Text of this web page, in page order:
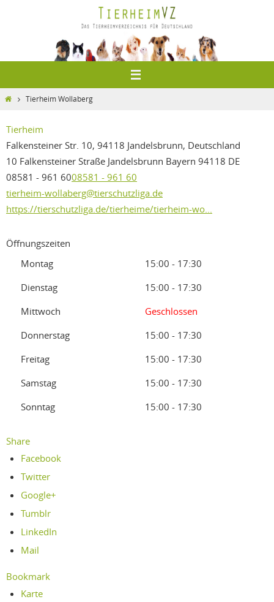
HomeTierheim Wollaberg
Tierheim
Falkensteiner Str. 10, 94118 Jandelsbrunn, Deutschland
10 Falkensteiner Straße Jandelsbrunn Bayern 94118 DE
08581 - 961 6008581 - 961 60
tierheim-wollaberg@tierschutzliga.de
https://tierschutzliga.de/tierheime/tierheim-wo...
Öffnungszeiten
Montag
15:00 - 17:30
Dienstag
15:00 - 17:30
Mittwoch
Geschlossen
Donnerstag
15:00 - 17:30
Freitag
15:00 - 17:30
Samstag
15:00 - 17:30
Sonntag
15:00 - 17:30
Share
Facebook
Twitter
Google+
Tumblr
LinkedIn
Mail
Bookmark
Karte